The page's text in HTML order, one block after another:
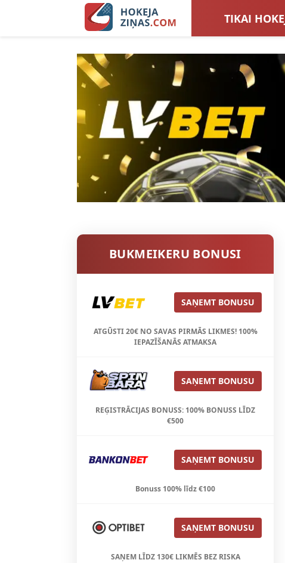
TIKAI
LATVIJAS
SIEVIEŠU
BUKMEIKERU BONUSI
SAŅEMT BONUSU
ATGŪSTI 20€ NO SAVAS PIRMĀS LIKMES! 100%
IEPAZĪŠANĀS ATMAKSA
SAŅEMT BONUSU
REĢISTRĀCIJAS BONUSS: 100% BONUSS LĪDZ
€500
SAŅEMT BONUSU
Bonuss 100% līdz €100
SAŅEMT BONUSU
SAŅEM LĪDZ 130€ LIKMĒS BEZ RISKA